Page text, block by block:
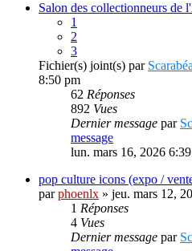
Salon des collectionneurs de
1
2
3
Fichier(s) joint(s) par
8:50 pm
62 Réponses
892 Vues
Dernier message par
message
lun. mars 16, 2026
pop culture icons (expo /
parphoenlx » jeu. mars 12,
1 Réponses
4 Vues
Dernier message par